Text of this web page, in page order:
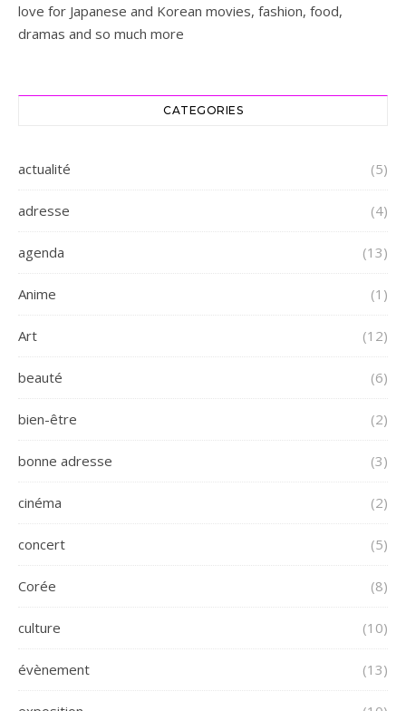
love for Japanese and Korean movies, fashion, food,
dramas and so much more
CATEGORIES
actualité (5)
adresse (4)
agenda (13)
Anime (1)
Art (12)
beauté (6)
bien-être (2)
bonne adresse (3)
cinéma (2)
concert (5)
Corée (8)
culture (10)
évènement (13)